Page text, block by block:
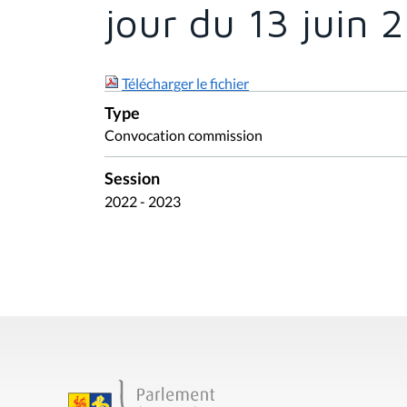
jour du 13 juin
Télécharger le fichier
Type
Convocation commission
Session
2022 - 2023